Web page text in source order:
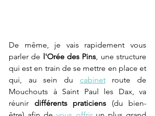
De même, je vais rapidement vous
parler de l'Orée des Pins, une structure
qui est en train de se mettre en place et
qui, au sein du cabinet route de
Mouchouts à Saint Paul les Dax, va
réunir différents praticiens (du bien-